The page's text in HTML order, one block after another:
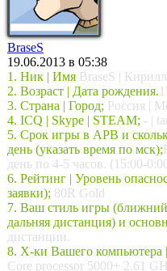
BraseS
19.06.2013 в 05:38
1. Ник | Имя BraseS |
2. Возраст | Дата рождения.
3. Страна | Город; Россия |
4. ICQ | Skype | STEAM; - |
5. Срок игры в APB и
день (указать время по мск);
день по 4-5 часов. (15:00-
6. Рейтинг | Уровень
заявки); 80R Gold
7. Ваш стиль игры
дальняя дистанция) и
дистанции.
8. Х-ки Вашего компьютера
Core processor 5000+ 2.61